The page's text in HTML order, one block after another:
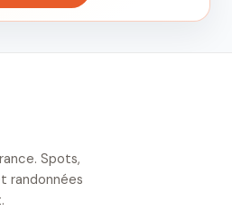
Spots,
randonnées